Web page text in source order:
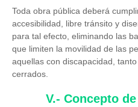
Toda obra pública deberá
accesibilidad, libre tránsito y
para tal efecto, eliminando las
que limiten la movilidad de las
aquellas con discapacidad,
cerrados.
V.- Concepto